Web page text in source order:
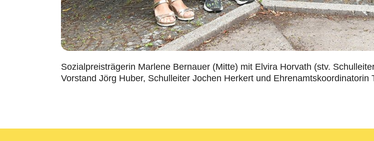
Sozialpreisträgerin Marlene Bernauer (Mitte) mit Elvira Horvath (stv.
Vorstand Jörg Huber, Schulleiter Jochen Herkert und Ehrenamtskoordinatorin